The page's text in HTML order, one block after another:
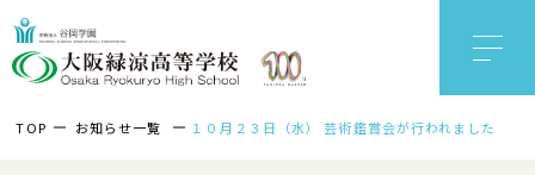
TOP お知らせ一覧 １０月２３日（水） 芸術鑑賞会が行われました